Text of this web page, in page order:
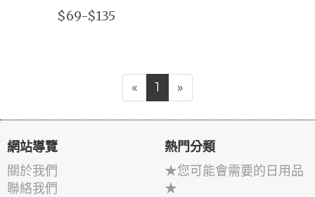
$69-$135
« 1 »
網站導覽
關於我們
聯絡我們
熱門分類
★您可能會需要的日用品
★